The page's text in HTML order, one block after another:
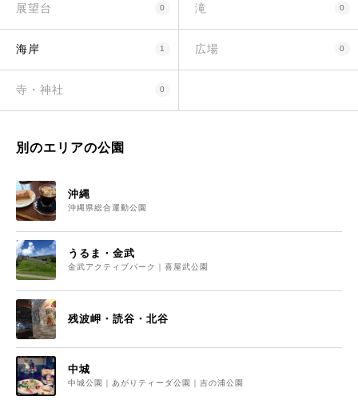
展望台 0 滝 0
海岸 1 広場 0
寺・神社 0
別のエリアの公園
沖縄
沖縄県総合運動公園
うるま・金武
金武アクティブパーク｜喜屋武公園
残波岬・読谷・北谷
中城
中城公園｜あがりティーダ公園｜吉の浦公園